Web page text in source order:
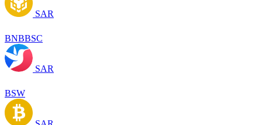
SAR
BNBBSC
SAR
BSW